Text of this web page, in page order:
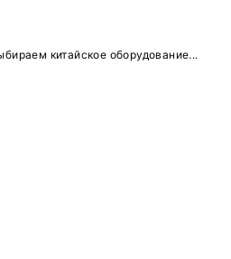
китайское оборудование...